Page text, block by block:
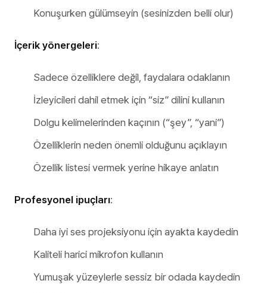
Konuşurken gülümseyin (sesinizden belli olur)
İçerik yönergeleri:
Sadece özelliklere değil, faydalara odaklanın
İzleyicileri dahil etmek için “siz” dilini kullanın
Dolgu kelimelerinden kaçının (“şey”, “yani”)
Özelliklerin neden önemli olduğunu açıklayın
Özellik listesi vermek yerine hikaye anlatın
Profesyonel ipuçları:
Daha iyi ses projeksiyonu için ayakta kaydedin
Kaliteli harici mikrofon kullanın
Yumuşak yüzeylerle sessiz bir odada kaydedin